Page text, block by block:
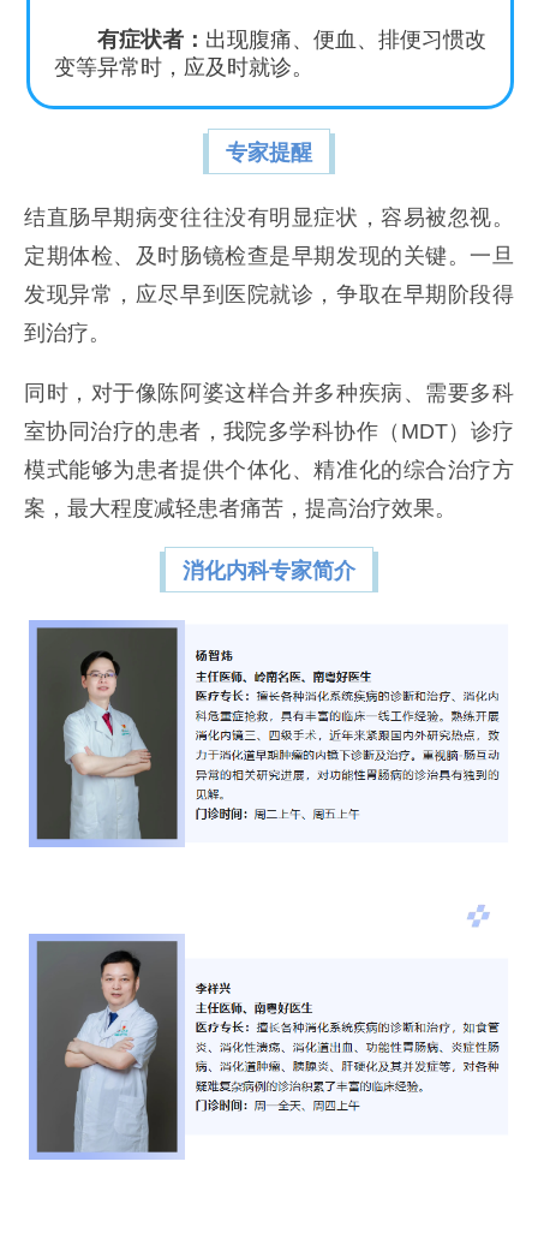
有症状者： 出现腹痛、便血、排便习惯改
变等异常时，应及时就诊。
专家提醒
结直肠早期病变往往没有明显症状，容易被忽视。
定期体检、及时肠镜检查是早期发现的关键。一旦
发现异常，应尽早到医院就诊，争取在早期阶段得
到治疗。
同时，对于像陈阿婆这样合并多种疾病、需要多科
室协同治疗的患者，我院多学科协作（MDT）诊疗
模式能够为患者提供个体化、精准化的综合治疗方
案，最大程度减轻患者痛苦，提高治疗效果。
消化内科专家简介